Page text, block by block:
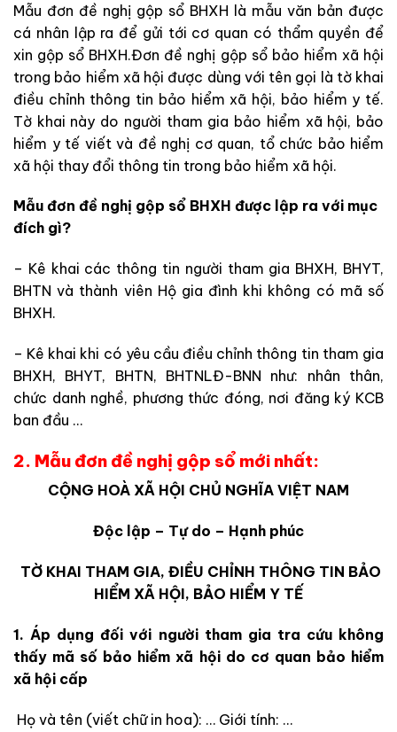
Mẫu đơn đề nghị gộp sổ BHXH là mẫu văn bản được
cá nhân lập ra để gửi tới cơ quan có thẩm quyền để
xin gộp sổ BHXH.Đơn đề nghị gộp sổ bảo hiểm xã hội
trong bảo hiểm xã hội được dùng với tên gọi là tờ khai
điều chỉnh thông tin bảo hiểm xã hội, bảo hiểm y tế.
Tờ khai này do người tham gia bảo hiểm xã hội, bảo
hiểm y tế viết và đề nghị cơ quan, tổ chức bảo hiểm
xã hội thay đổi thông tin trong bảo hiểm xã hội.
Mẫu đơn đề nghị gộp sổ BHXH được lập ra với mục
đích gì?
– Kê khai các thông tin người tham gia BHXH, BHYT,
BHTN và thành viên Hộ gia đình khi không có mã số
BHXH.
– Kê khai khi có yêu cầu điều chỉnh thông tin tham gia
BHXH, BHYT, BHTN, BHTNLĐ-BNN như: nhân thân,
chức danh nghề, phương thức đóng, nơi đăng ký KCB
ban đầu …
2. Mẫu đơn đề nghị gộp sổ mới nhất:
CỘNG HOÀ XÃ HỘI CHỦ NGHĨA VIỆT NAM
Độc lập – Tự do – Hạnh phúc
TỜ KHAI THAM GIA, ĐIỀU CHỈNH THÔNG TIN BẢO
HIỂM XÃ HỘI, BẢO HIỂM Y TẾ
1. Áp dụng đối với người tham gia tra cứu không
thấy mã số bảo hiểm xã hội do cơ quan bảo hiểm
xã hội cấp
Họ và tên (viết chữ in hoa): … Giới tính: …